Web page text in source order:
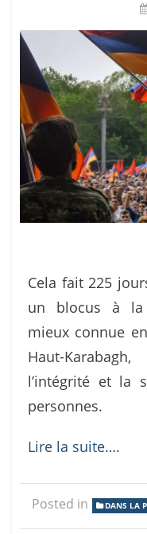
Cela fait 225
un blocus à la
mieux connue
Haut-
l’intégrité et la
personnes.
Lire la suite….
Posted in DANS LA